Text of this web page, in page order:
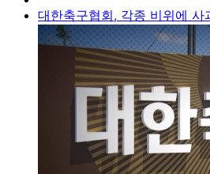
대한축구협회, 각종 비위에